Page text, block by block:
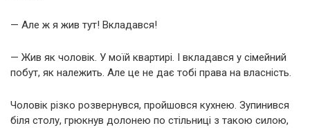
— Але ж я жив тут! Вкладався!
— Жив як чоловік. У моїй квартирі. І вкладався у сімейний
побут, як належить. Але це не дає тобі права на власність.
Чоловік різко розвернувся, пройшовся кухнею. Зупинився
біля столу, грюкнув долонею по стільниці з такою силою,